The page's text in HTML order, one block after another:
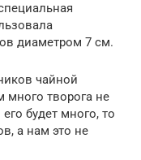
диаметром 7 см.
чайной
творога не
будет много, то
а нам это не